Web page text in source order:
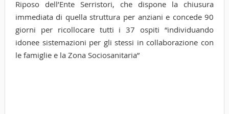
Riposo dell’Ente Serristori, che dispone la chiusura
immediata di quella struttura per anziani e concede 90
giorni per ricollocare tutti i 37 ospiti “individuando
idonee sistemazioni per gli stessi in collaborazione con
le famiglie e la Zona Sociosanitaria”